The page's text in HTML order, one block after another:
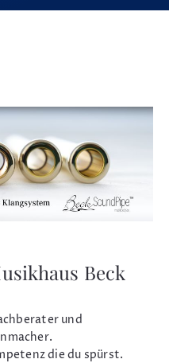
Beck
und
die du spürst.